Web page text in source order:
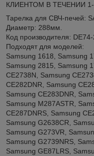
КЛИЕНТОМ В ТЕЧЕНИИ
Тарелка для СВЧ-печей:
Диаметр: 288мм.
Код производителя:
Подходят для моделей:
Samsung 1618, Samsung
Samsung 2815, Samsung
CE2738N, Samsung
CE282DNR, Samsung
Samsung CE283DNR,
Samsung M287ASTR,
CE287DNRS, Samsung
Samsung G2638CR,
Samsung G273VR,
Samsung G2739NRS,
Samsung GE87LRS,